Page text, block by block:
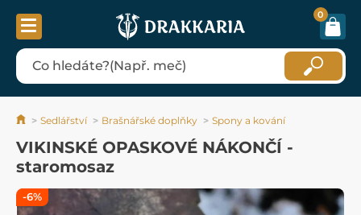
0
Sedlářství Brašnářské doplňky Spony a kování
VIKINSKÉ OPASKOVÉ NÁKONČÍ -
staromosaz
-6%